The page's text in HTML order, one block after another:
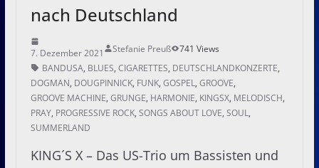
nach Deutschland
7. Dezember 2021 Stefanie Preuß
741 Views
BANDUSA, BLUES, CIGARETTES, DEUTSCHLANDKONZERTE,
DOGMAN, DOUGPINNICK, FUNK, GOSPEL, GROOVE,
GROOVE MACHINE, GRUNGE, HARMONIE, KINGSX, MELODISCH,
PRAY, PROGRESSIVE ROCK, SONGS ABOUT LOVE, SOUL,
SUMMERLAND
KING´S X – Das US-Trio um Bassisten und